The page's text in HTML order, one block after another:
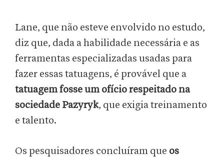
Lane, que não esteve envolvido no estudo,
diz que, dada a habilidade necessária e as
ferramentas especializadas usadas para
fazer essas tatuagens, é provável que a
tatuagem fosse um ofício respeitado na
sociedade Pazyryk, que exigia treinamento
e talento.
Os pesquisadores concluíram que os